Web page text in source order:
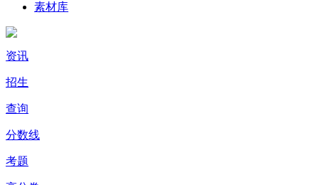
素材库
资讯
招生
查询
分数线
考题